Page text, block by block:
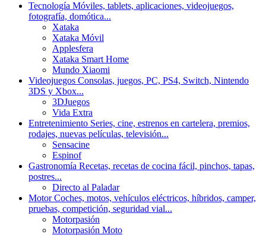
Tecnología Móviles, tablets, aplicaciones, videojuegos,
fotografía, domótica...
Xataka
Xataka Móvil
Applesfera
Xataka Smart Home
Mundo Xiaomi
Videojuegos Consolas, juegos, PC, PS4, Switch, Nintendo
3DS y Xbox...
3DJuegos
Vida Extra
Entretenimiento Series, cine, estrenos en cartelera, premios,
rodajes, nuevas películas, televisión...
Sensacine
Espinof
Gastronomía Recetas, recetas de cocina fácil, pinchos, tapas,
postres...
Directo al Paladar
MotorCoches, motos, vehículos eléctricos, híbridos, camper,
pruebas, competición, seguridad vial...
Motorpasión
Motorpasión Moto